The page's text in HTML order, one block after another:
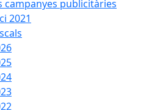
campanyes publicitàries
2021